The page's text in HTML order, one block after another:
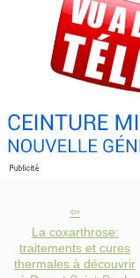
La coxarthrose:
traitements et cures
thermales à découvrir